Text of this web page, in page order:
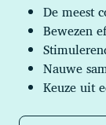
De meest
Bewezen
Nauwe
Keuze uit